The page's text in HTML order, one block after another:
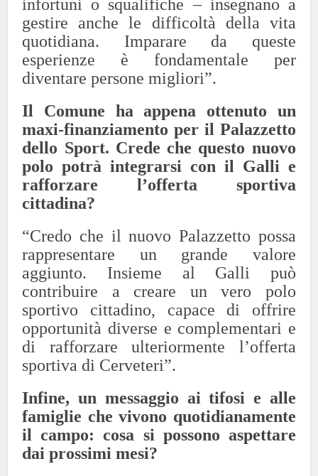
infortuni o squalifiche – insegnano a
gestire anche le difficoltà della vita
quotidiana. Imparare da queste
esperienze è fondamentale per
diventare persone migliori”.
Il Comune ha appena ottenuto un
maxi-finanziamento per il Palazzetto
dello Sport. Crede che questo nuovo
polo potrà integrarsi con il Galli e
rafforzare l’offerta sportiva
cittadina?
“Credo che il nuovo Palazzetto possa
rappresentare un grande valore
aggiunto. Insieme al Galli può
contribuire a creare un vero polo
sportivo cittadino, capace di offrire
opportunità diverse e complementari e
di rafforzare ulteriormente l’offerta
sportiva di Cerveteri”.
Infine, un messaggio ai tifosi e alle
famiglie che vivono quotidianamente
il campo: cosa si possono aspettare
dai prossimi mesi?